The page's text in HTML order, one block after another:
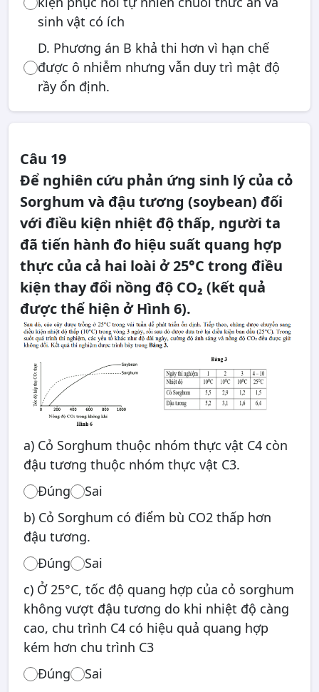
sinh vật có ích
D. Phương án B khả thi hơn vì hạn chế
được ô nhiễm nhưng vẫn duy trì mật độ
rầy ổn định.
Câu 19
Để nghiên cứu phản ứng sinh lý của cỏ
Sorghum và đậu tương (soybean) đối
với điều kiện nhiệt độ thấp, người ta
đã tiến hành đo hiệu suất quang hợp
thực của cả hai loài ở 25°C trong điều
kiện thay đổi nồng độ CO₂ (kết quả
được thể hiện ở Hình 6).
a) Cỏ Sorghum thuộc nhóm thực vật C4 còn
đậu tương thuộc nhóm thực vật C3.
Đúng
Sai
b) Cỏ Sorghum có điểm bù CO2 thấp hơn
đậu tương.
Đúng
Sai
c) Ở 25°C, tốc độ quang hợp của cỏ sorghum
không vượt đậu tương do khi nhiệt độ càng
cao, chu trình C4 có hiệu quả quang hợp
kém hơn chu trình C3
Đúng
Sai